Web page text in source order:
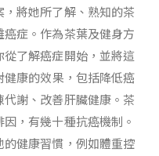
將她所了解、熟知的茶
症。作為茶葉及健身方
了解癌症開始，並將這
健康的效果，包括降低癌
謝、改善肝臟健康。茶
，有幾十種抗癌機制。
健康習慣，例如體重控